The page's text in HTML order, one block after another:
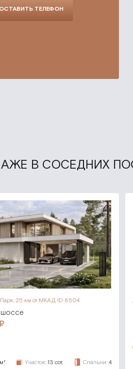
ОСТАВИТЬ ТЕЛЕФОН
В СОСЕДНИХ
25 км от МКАД, ID 8504
Участок: 13 сот. Спальни: 4